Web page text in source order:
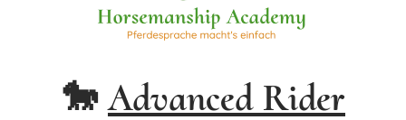
🐎Advanced Rider